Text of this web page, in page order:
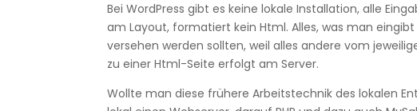
Bei WordPress gibt es keine lokale Installation, alle
am Layout, formatiert kein Html. Alles, was man
versehen werden sollten, weil alles andere vom
zu einer Html-Seite erfolgt am Server.
Wollte man diese frühere Arbeitstechnik des lokalen